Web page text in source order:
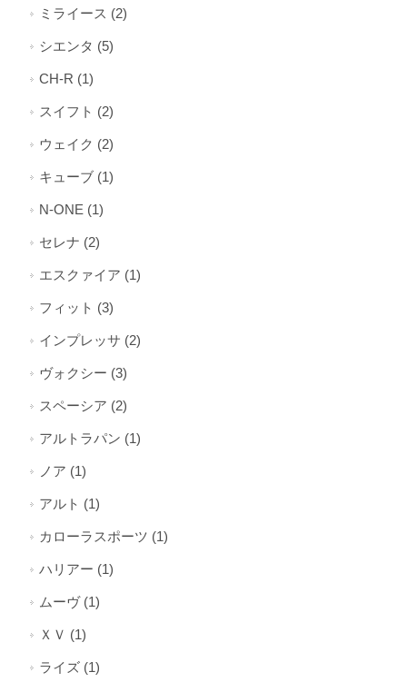
ミライース (2)
シエンタ (5)
CH-R (1)
スイフト (2)
ウェイク (2)
キューブ (1)
N-ONE (1)
セレナ (2)
エスクァイア (1)
フィット (3)
インプレッサ (2)
ヴォクシー (3)
スペーシア (2)
アルトラパン (1)
ノア (1)
アルト (1)
カローラスポーツ (1)
ハリアー (1)
ムーヴ (1)
ＸＶ (1)
ライズ (1)